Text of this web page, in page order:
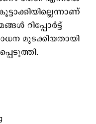
റിപ്പോര്‍ട്ട്
മുടക്കിയതായി